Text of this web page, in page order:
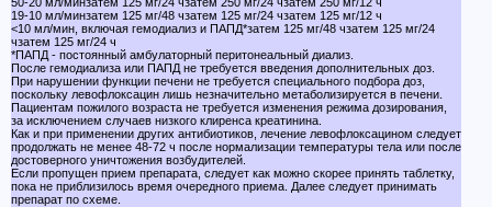
19-10 мл/минзатем 125 мг/48 чзатем 125 мг/24 чзатем 125 мг/12 ч
<10 мл/мин, включая гемодиализ и ПАПД*затем 125 мг/48 чзатем 125 мг/24
чзатем 125 мг/24 ч
*ПАПД - постоянный амбулаторный перитонеальный диализ.
После гемодиализа или ПАПД не требуется введения дополнительных доз.
При нарушении функции печени не требуется специального подбора доз,
поскольку левофлоксацин лишь незначительно метаболизируется в печени.
Пациентам пожилого возраста не требуется изменения режима дозирования,
за исключением случаев низкого клиренса креатинина.
Как и при применении других антибиотиков, лечение левофлоксацином следует
продолжать не менее 48-72 ч после нормализации температуры тела или после
достоверного уничтожения возбудителей.
Если пропущен прием препарата, следует как можно скорее принять таблетку,
пока не приблизилось время очередного приема. Далее следует принимать
препарат по схеме.